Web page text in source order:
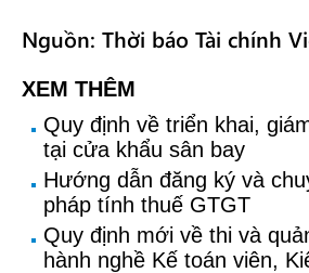
Nguồn: Thời báo Tài chính
XEM THÊM
Quy định về triển khai,
tại cửa khẩu sân bay
Hướng dẫn đăng ký và
pháp tính thuế GTGT
Quy định mới về thi và
hành nghề Kế toán viên,